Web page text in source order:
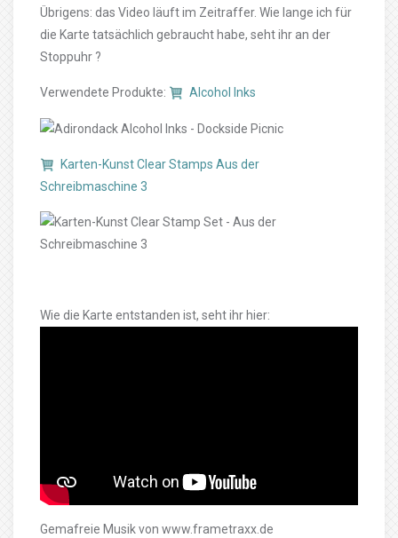
Übrigens: das Video läuft im Zeitraffer. Wie lange ich für
die Karte tatsächlich gebraucht habe, seht ihr an der
Stoppuhr ?
Verwendete Produkte: Alcohol Inks
Karten-Kunst Clear Stamps Aus der
Schreibmaschine 3
Wie die Karte entstanden ist, seht ihr hier:
Gemafreie Musik von www.frametraxx.de